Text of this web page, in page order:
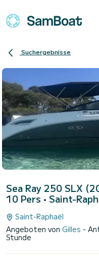
Suchergebnisse
Sea Ray 250 SLX
10 Pers • Saint-
Saint-Raphaël
Angeboten von Gilles -
Stunde